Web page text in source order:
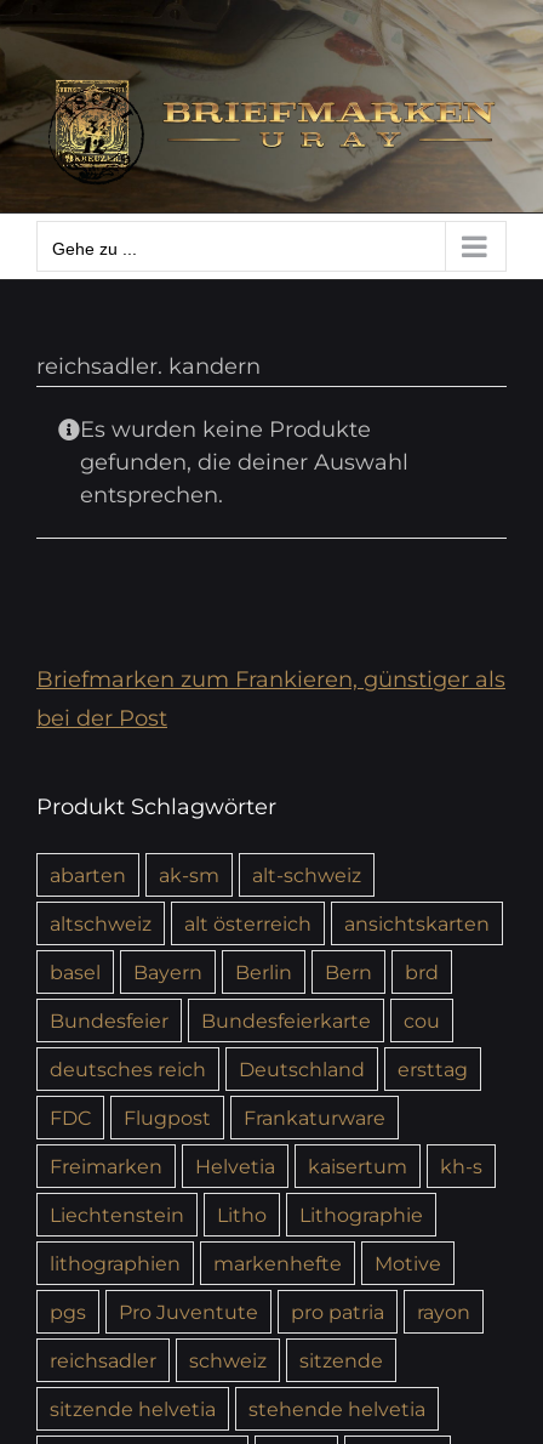
Zum
Inhalt
springen
Gehe zu ...
Gehe zu ...
reichsadler. kandern
Es wurden keine Produkte
gefunden, die deiner Auswahl
entsprechen.
Briefmarken zum Frankieren, günstiger als
bei der Post
Produkt Schlagwörter
abarten ak-sm
alt-schweiz
altschweiz
alt österreich
ansichtskarten
basel
Bayern Berlin Bern
brd
Bundesfeier
Bundesfeierkarte
cou
deutsches reich
Deutschland
ersttag
FDC
Flugpost
Frankaturware
Freimarken
Helvetia kaisertum
kh-s
Liechtenstein
Litho
Lithographie
lithographien
markenhefte
Motive
pgs
Pro Juventute pro patria
rayon
reichsadler
schweiz
sitzende
sitzende helvetia
stehende helvetia